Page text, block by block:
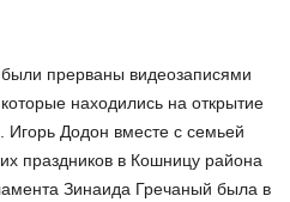
прерваны видеозаписями
находились на открытие
Игорь Додон вместе с семьей
праздников в Кошницу района
Зинаида Гречаный была в